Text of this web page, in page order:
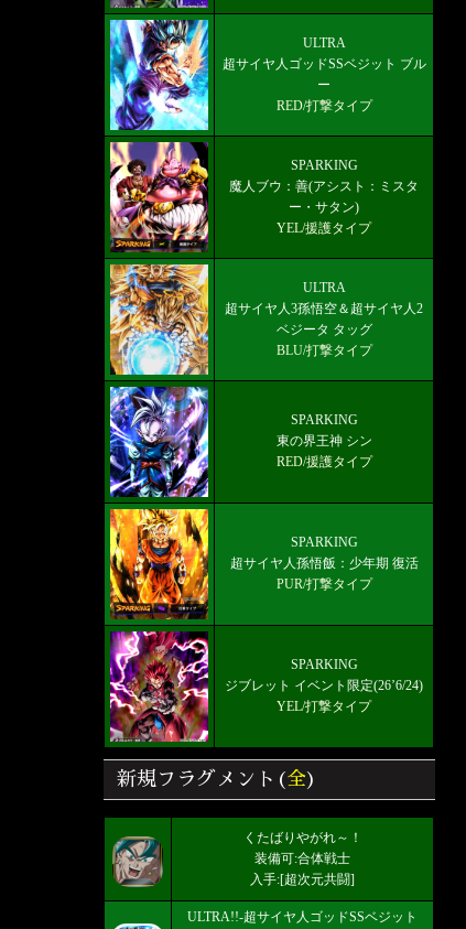
好きなキャラから選ぶチーム編成【パ
ーティー】
最新メインストーリー「第19部3章
(6/10)」配信【更新履歴】
ULTRA「超サイヤ人ゴッドSSベジッ
トブルー」のオススメのパーティー編
成
ULTRA
超サイヤ人ゴッドSSベジット ブル
ー
RED/打撃タイプ
SPARKING
魔人ブウ：善(アシスト：ミスタ
ー・サタン)
YEL/援護タイプ
ULTRA
超サイヤ人3孫悟空＆超サイヤ人2
ベジータ タッグ
BLU/打撃タイプ
SPARKING
東の界王神 シン
RED/援護タイプ
SPARKING
超サイヤ人孫悟飯：少年期 復活
PUR/打撃タイプ
SPARKING
ジブレット イベント限定(26’6/24)
YEL/打撃タイプ
新規フラグメント(全)
くたばりやがれ～！
装備可:合体戦士
入手:[超次元共闘]
ULTRA!!-超サイヤ人ゴッドSSベジット